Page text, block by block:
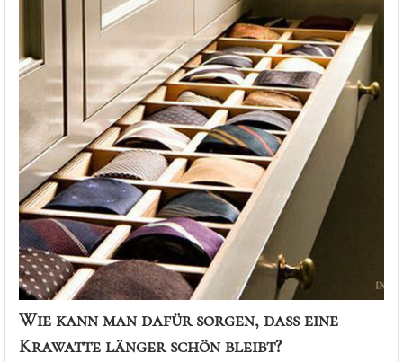
Wie kann man dafür sorgen, dass eine
Krawatte länger schön bleibt?